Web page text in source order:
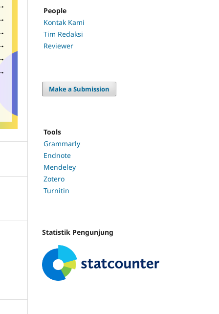
People
Kontak Kami
Tim Redaksi
Reviewer
Make a Submission
Tools
Grammarly
Endnote
Mendeley
Zotero
Turnitin
Statistik Pengunjung